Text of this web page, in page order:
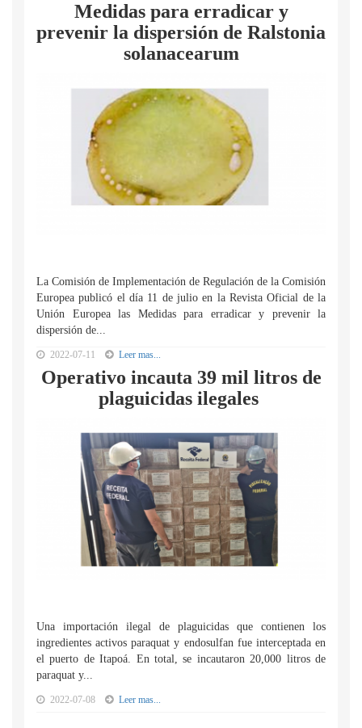
Medidas para erradicar y
prevenir la dispersión de Ralstonia
solanacearum
La Comisión de Implementación de Regulación de la Comisión
Europea publicó el día 11 de julio en la Revista Oficial de la
Unión Europea las Medidas para erradicar y prevenir la
dispersión de...
2022-07-11 Leer mas...
Operativo incauta 39 mil litros de
plaguicidas ilegales
Una importación ilegal de plaguicidas que contienen los
ingredientes activos paraquat y endosulfan fue interceptada en
el puerto de Itapoá. En total, se incautaron 20,000 litros de
paraquat y...
2022-07-08 Leer mas...